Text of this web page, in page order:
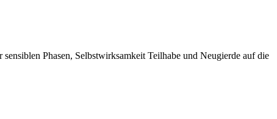
Phasen, Selbstwirksamkeit Teilhabe und Neugierde auf die